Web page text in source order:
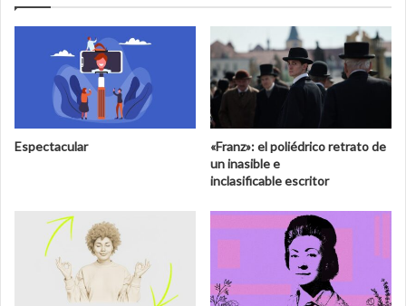
Espectacular
«Franz»: el poliédrico retrato de
un inasible e
inclasificable escritor